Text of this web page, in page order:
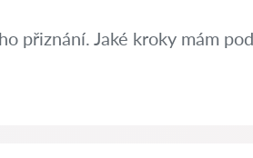
přiznání. Jaké kroky mám